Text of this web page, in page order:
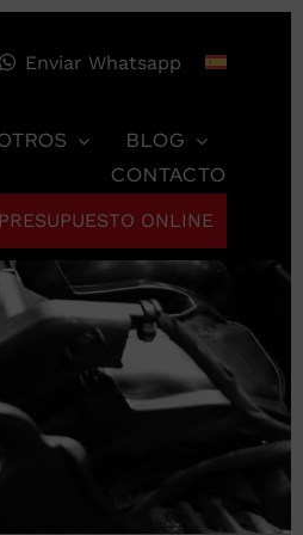
Enviar Whatsapp
BLOG
CONTACTO
PRESUPUESTO ONLINE